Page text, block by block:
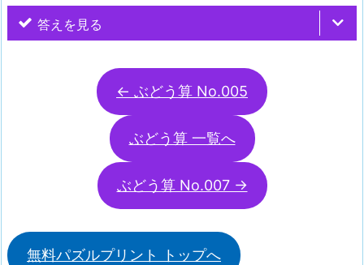
答えを見る
← ぶどう算 No.005
ぶどう算 一覧へ
ぶどう算 No.007 →
無料パズルプリント トップへ